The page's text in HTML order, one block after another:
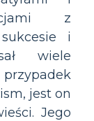
z
i
wiele
jest on
Jego